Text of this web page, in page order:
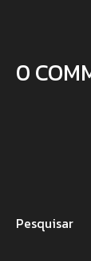
0
Pesquisar